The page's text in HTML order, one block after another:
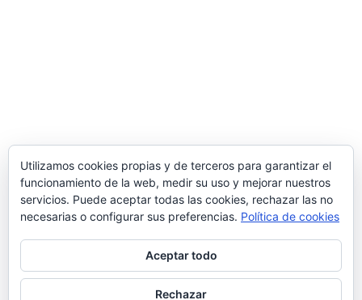
Utilizamos cookies propias y de terceros para garantizar el
funcionamiento de la web, medir su uso y mejorar nuestros
servicios. Puede aceptar todas las cookies, rechazar las no
necesarias o configurar sus preferencias. Política de cookies
Aceptar todo
Rechazar